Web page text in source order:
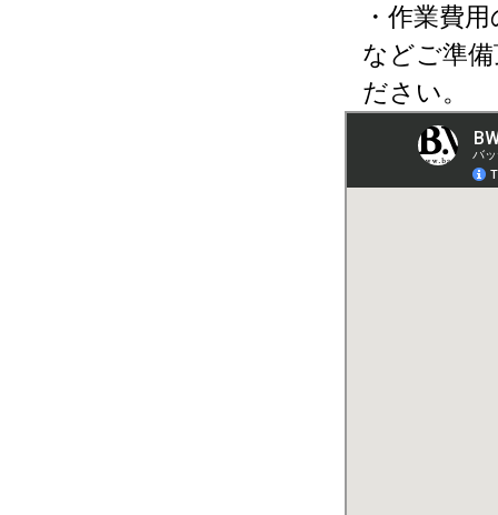
・作業費
などご準
ださい。